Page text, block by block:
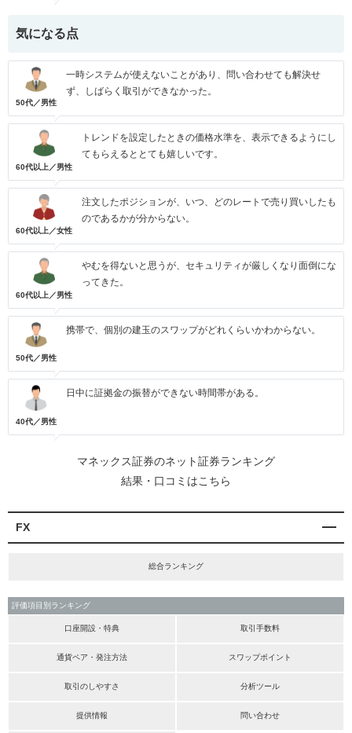
気になる点
50代／男性
一時システムが使えないことがあり、問い合わせても解決せ
ず、しばらく取引ができなかった。
60代以上／男性
トレンドを設定したときの価格水準を、表示できるようにし
てもらえるととても嬉しいです。
60代以上／女性
注文したポジションが、いつ、どのレートで売り買いしたも
のであるかが分からない。
60代以上／男性
やむを得ないと思うが、セキュリティが厳しくなり面倒にな
ってきた。
50代／男性
携帯で、個別の建玉のスワップがどれくらいかわからない。
40代／男性
日中に証拠金の振替ができない時間帯がある。
マネックス証券のネット証券ランキング
結果・口コミはこちら
FX
総合ランキング
評価項目別ランキング
口座開設・特典 取引手数料
通貨ペア・発注方法 スワップポイント
取引のしやすさ 分析ツール
提供情報 問い合わせ